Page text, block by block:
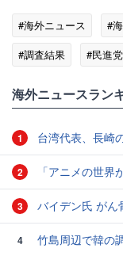
#海外ニュース #
#調査結果
#民進党
海外ニュースラン
1 台湾代表、長崎
2 「アニメの世界が現実
3 バイデン氏 がん
4 竹島周辺で韓の